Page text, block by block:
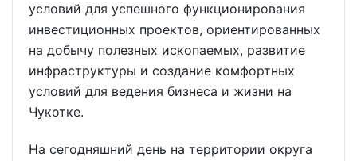
условий для успешного функционирования
инвестиционных проектов, ориентированных
на добычу полезных ископаемых, развитие
инфраструктуры и создание комфортных
условий для ведения бизнеса и жизни на
Чукотке.
На сегодняшний день на территории округа